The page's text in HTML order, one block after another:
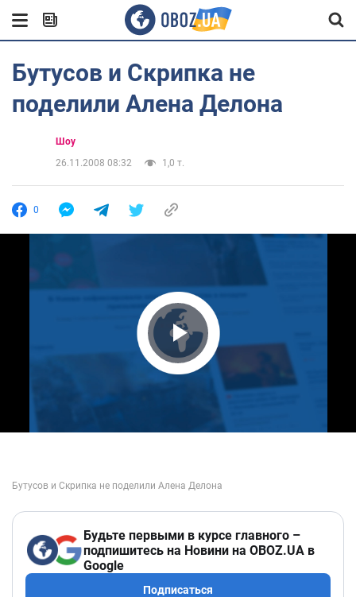
Бутусов и Скрипка не
поделили Алена Делона
Шоу
26.11.2008 08:32
1,0 т.
0
Play Video
Будьте первыми в курсе главного –
подпишитесь на Новини на OBOZ.UA в
Google
Подписаться